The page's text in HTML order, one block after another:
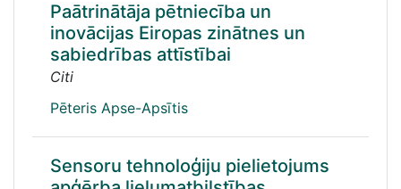
Paātrinātāja pētniecība un
inovācijas Eiropas zinātnes un
sabiedrības attīstībai
Citi
Pēteris Apse-Apsītis
Sensoru tehnoloģiju pielietojums